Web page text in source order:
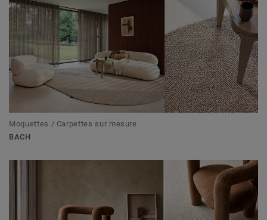
Moquettes / Carpettes sur mesure
BACH